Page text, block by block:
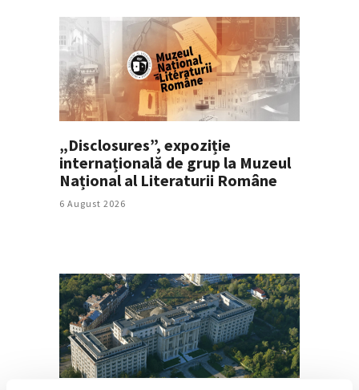
„Disclosures”, expoziție
internațională de grup la Muzeul
Național al Literaturii Române
6 August 2026